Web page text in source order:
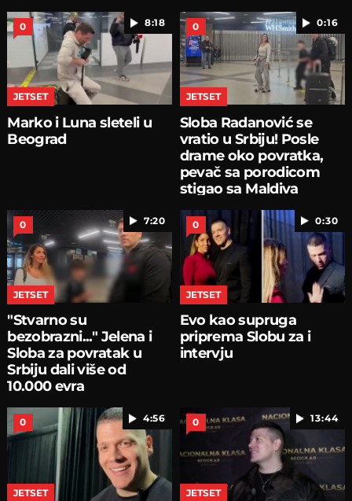
8:18
0
JETSET
Marko i Luna sleteli u
Beograd
0:16
0
JETSET
Sloba Radanović se
vratio u Srbiju! Posle
drame oko povratka,
pevač sa porodicom
stigao sa Maldiva
7:20
0
JETSET
"Stvarno su
bezobrazni..." Jelena i
Sloba za povratak u
Srbiju dali više od
10.000 evra
0:30
0
JETSET
Evo kao supruga
priprema Slobu za i
intervju
4:56
0
JETSET
13:44
0
JETSET